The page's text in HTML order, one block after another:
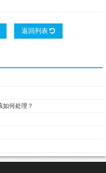
返回列表
如何处理？